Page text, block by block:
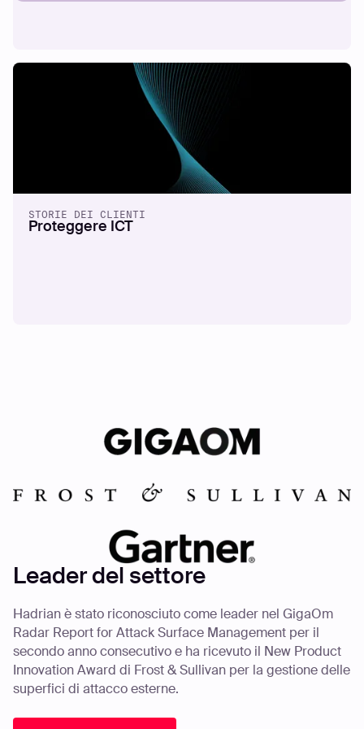
STORIE DEI CLIENTI
Proteggere ICT
Leader del settore
Hadrian è stato riconosciuto come leader nel GigaOm
Radar Report for Attack Surface Management per il
secondo anno consecutivo e ha ricevuto il New Product
Innovation Award di Frost & Sullivan per la gestione delle
superfici di attacco esterne.